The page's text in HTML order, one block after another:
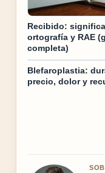
Recibido:
ortografía y RAE
completa)
Blefaroplastia:
precio, dolor y